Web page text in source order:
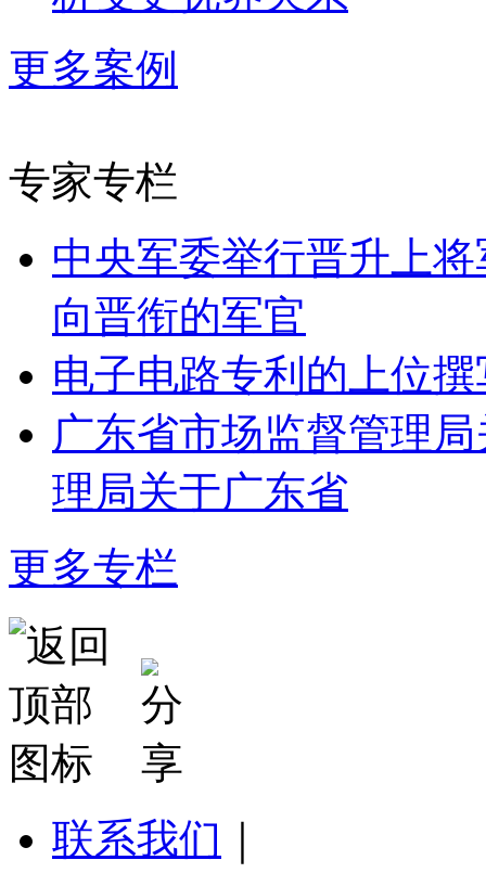
更多案例
专家专栏
中央军委举行晋升上
向晋衔的军官
电子电路专利的上位
广东省市场监督管理
理局关于广东省
更多专栏
联系我们